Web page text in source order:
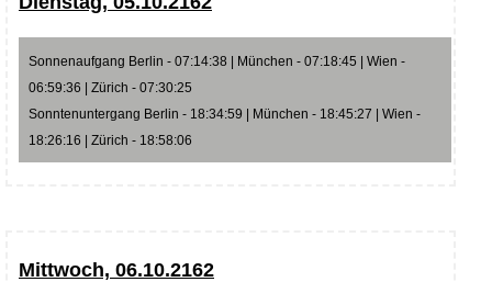
Sonnenaufgang Berlin - 07:14:38 | München - 07:18:45 | Wien -
06:59:36 | Zürich - 07:30:25
Sonntenuntergang Berlin - 18:34:59 | München - 18:45:27 | Wien -
18:26:16 | Zürich - 18:58:06
Mittwoch, 06.10.2162